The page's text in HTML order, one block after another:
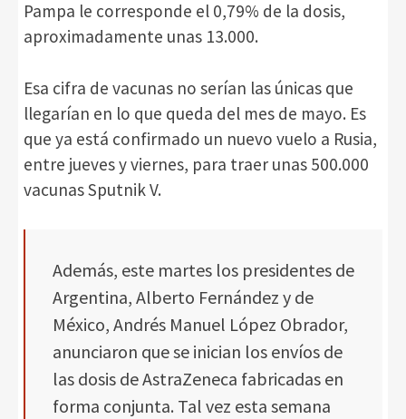
Pampa le corresponde el 0,79% de la dosis,
aproximadamente unas 13.000.
Esa cifra de vacunas no serían las únicas que
llegarían en lo que queda del mes de mayo. Es
que ya está confirmado un nuevo vuelo a Rusia,
entre jueves y viernes, para traer unas 500.000
vacunas Sputnik V.
Además, este martes los presidentes de
Argentina, Alberto Fernández y de
México, Andrés Manuel López Obrador,
anunciaron que se inician los envíos de
las dosis de AstraZeneca fabricadas en
forma conjunta. Tal vez esta semana